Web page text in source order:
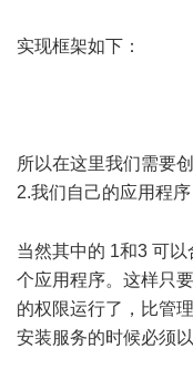
实现框架如下：
所以在这里我们需要
2.我们自己的应用程
当然其中的 1和3 可
个应用程序。这样只
的权限运行了，比管
安装服务的时候必须